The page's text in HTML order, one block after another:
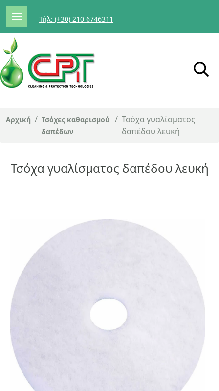
Τήλ: (+30) 210 6746311
Αρχική / Τσόχες καθαρισμού
δαπέδων
/ Τσόχα γυαλίσματος
δαπέδου λευκή
Τσόχα γυαλίσματος δαπέδου λευκή